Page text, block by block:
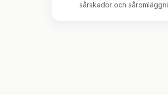
sårskador och